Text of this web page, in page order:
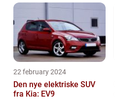
22 february 2024
Den nye elektriske SUV
fra Kia: EV9